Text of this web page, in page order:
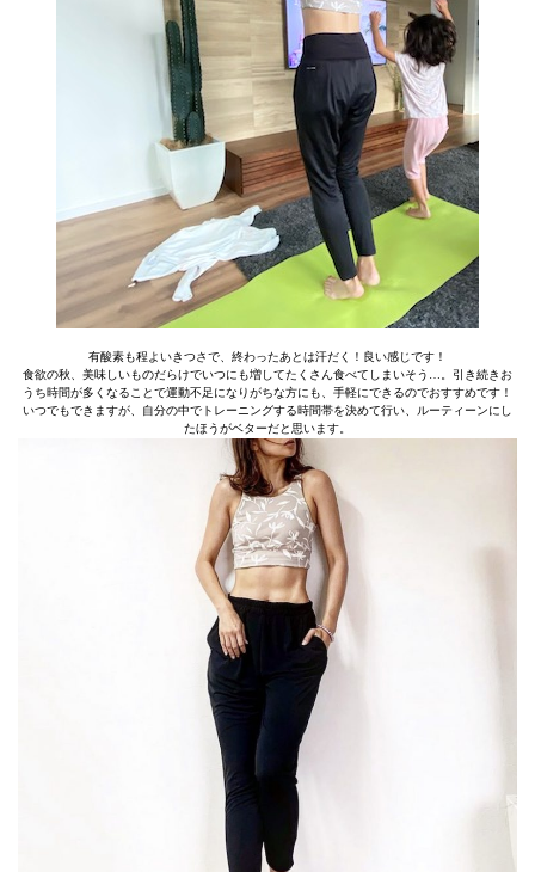
有酸素も程よいきつさで、終わったあとは汗だく！良い感じです！
食欲の秋、美味しいものだらけでいつにも増してたくさん食べてしまいそう…。引き続きお
うち時間が多くなることで運動不足になりがちな方にも、手軽にできるのでおすすめです！
いつでもできますが、自分の中でトレーニングする時間帯を決めて行い、ルーティーンにし
たほうがベターだと思います。